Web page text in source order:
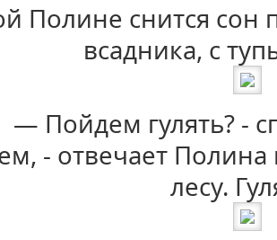
Полине снится сон
всадника, с
— Пойдем гулять? -
- отвечает
лесу.